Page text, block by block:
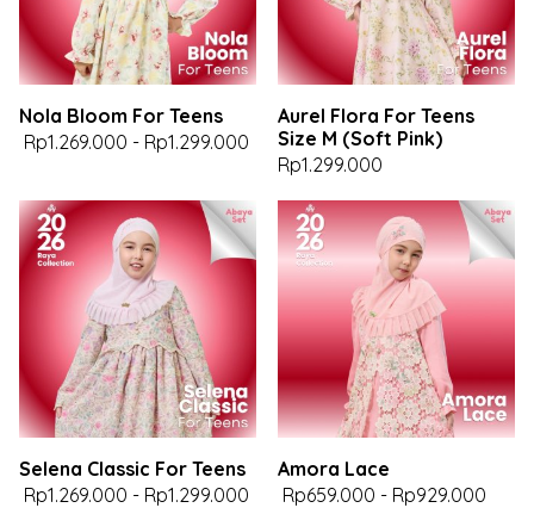
Nola Bloom For Teens
Rp1.269.000 - Rp1.299.000
Aurel Flora For Teens
Size M (Soft Pink)
Rp1.299.000
Selena Classic For Teens
Rp1.269.000 - Rp1.299.000
Amora Lace
Rp659.000 - Rp929.000